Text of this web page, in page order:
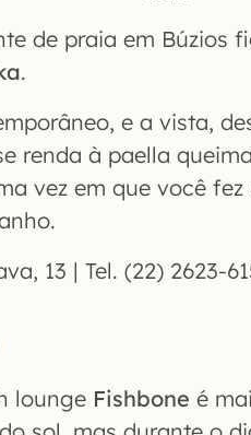
de praia em Búzios
.
e a vista,
renda à paella
vez em que você
13 | Tel. (22) 2623-
lounge Fishbone é